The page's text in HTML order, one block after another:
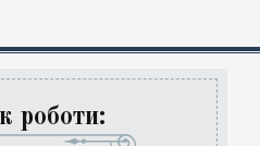
роботи: